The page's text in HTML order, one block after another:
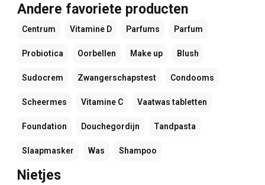
Andere favoriete producten
Centrum Vitamine D Parfums Parfum
Probiotica Oorbellen Make up Blush
Sudocrem Zwangerschapstest Condooms
Scheermes Vitamine C Vaatwas tabletten
Foundation Douchegordijn Tandpasta
Slaapmasker Was Shampoo
Nietjes